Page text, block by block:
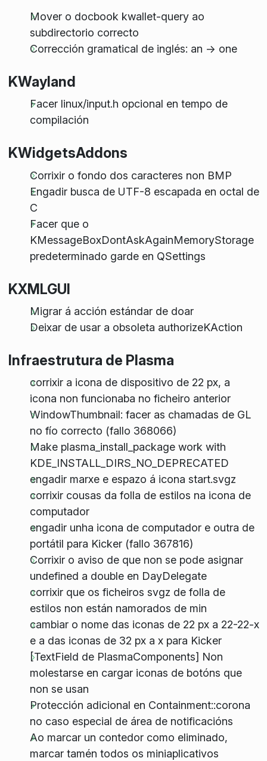
Mover o docbook kwallet-query ao
subdirectorio correcto
Corrección gramatical de inglés: an → one
KWayland
Facer linux/input.h opcional en tempo de
compilación
KWidgetsAddons
Corrixir o fondo dos caracteres non BMP
Engadir busca de UTF-8 escapada en octal de
C
Facer que o
KMessageBoxDontAskAgainMemoryStorage
predeterminado garde en QSettings
KXMLGUI
Migrar á acción estándar de doar
Deixar de usar a obsoleta authorizeKAction
Infraestrutura de Plasma
corrixir a icona de dispositivo de 22 px, a
icona non funcionaba no ficheiro anterior
WindowThumbnail: facer as chamadas de GL
no fío correcto (fallo 368066)
Make plasma_install_package work with
KDE_INSTALL_DIRS_NO_DEPRECATED
engadir marxe e espazo á icona start.svgz
corrixir cousas da folla de estilos na icona de
computador
engadir unha icona de computador e outra de
portátil para Kicker (fallo 367816)
Corrixir o aviso de que non se pode asignar
undefined a double en DayDelegate
corrixir que os ficheiros svgz de folla de
estilos non están namorados de min
cambiar o nome das iconas de 22 px a 22-22-x
e a das iconas de 32 px a x para Kicker
[TextField de PlasmaComponents] Non
molestarse en cargar iconas de botóns que
non se usan
Protección adicional en Containment::corona
no caso especial de área de notificacións
Ao marcar un contedor como eliminado,
marcar tamén todos os miniaplicativos